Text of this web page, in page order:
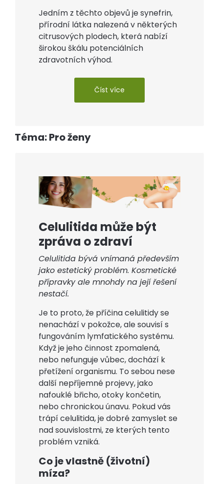
Jedním z těchto objevů je synefrin,
přírodní látka nalezená v některých
citrusových plodech, která nabízí
širokou škálu potenciálních
zdravotních výhod.
Číst více
Téma: Pro ženy
Celulitida může být
zpráva o zdraví
Celulitida bývá vnímaná především
jako estetický problém. Kosmetické
přípravky ale mnohdy na její řešení
nestačí.
Je to proto, že příčina celulitidy se
nenachází v pokožce, ale souvisí s
fungováním lymfatického systému.
Když je jeho činnost zpomalená,
nebo nefunguje vůbec, dochází k
přetížení organismu. To sebou nese
další nepříjemné projevy, jako
nafouklé břicho, otoky končetin,
nebo chronickou únavu. Pokud vás
trápí celulitida, je dobré zamyslet se
nad souvislostmi, ze kterých tento
problém vzniká.
Co je vlastně (životní)
míza?